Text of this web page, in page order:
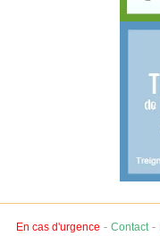
En cas d'urgence - Contact-